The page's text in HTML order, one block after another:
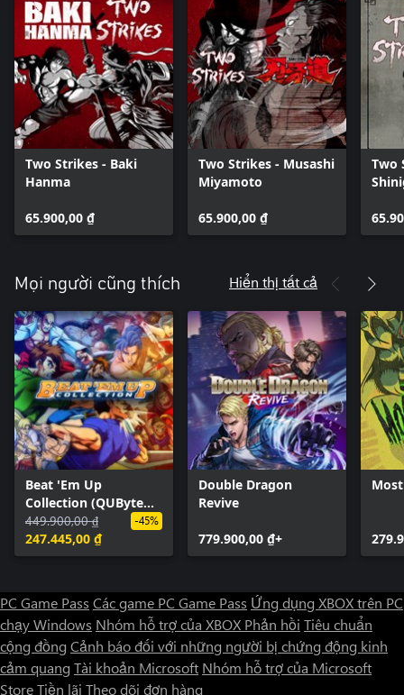
Two Strikes - Baki
Hanma
65.900,00 ₫
Two Strikes - Musashi
Miyamoto
65.900,00 ₫
Two
Mọi người cũng thích Hiển thị tất cả
Beat 'Em Up
Collection (QUByte
Classics)
449.900,00 ₫
247.445,00 ₫
-45%
Double Dragon
Revive
779.900,00 ₫+
PC Game Pass Các game PC Game Pass Ứng dụng XBOX trên PC
chạy Windows Nhóm hỗ trợ của XBOX Phản hồi Tiêu chuẩn
cộng đồng Cảnh báo đối với những người bị chứng động kinh
cảm quang Tài khoản Microsoft Nhóm hỗ trợ của Microsoft
StoreTiền lãi Theo dõi đơn hàng